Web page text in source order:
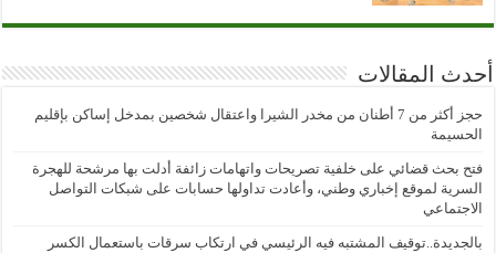
أحدث المقالات
حجز أكثر من 7 أطنان من مخدر الشيرا واعتقال شخصين بمدخل إساكن بإقليم
الحسيمة
فتح بحث قضائي على خلفية تصريحات واتهامات زائفة أدلت بها مرشحة للهجرة
السرية لموقع إخباري وطني، وأعادت تداولها حسابات على شبكات التواصل
الاجتماعي
بالجديدة..توقيف المشتبه فيه الرئيسي في ارتكاب سرقات باستعمال الكسر